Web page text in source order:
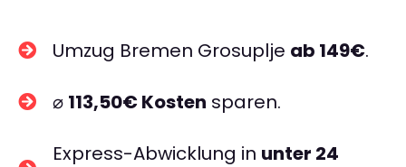
Umzug Bremen Grosuplje ab 149€.
⌀ 113,50€ Kosten sparen.
Express-Abwicklung in unter 24